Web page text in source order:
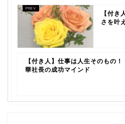
【付き
さを叶
【付き人】仕事は人生そのもの！
華社長の成功マインド